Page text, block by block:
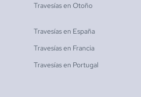
Travesías en Otoño
Travesías en España
Travesías en Francia
Travesías en Portugal